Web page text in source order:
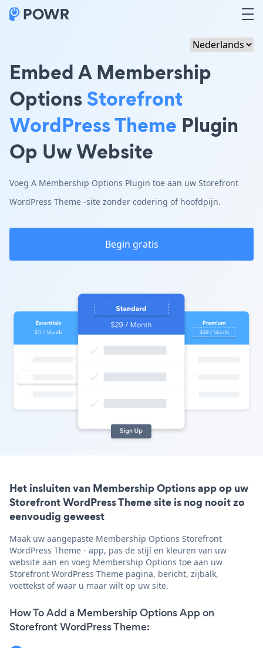
Embed A Membership
OptionsStorefront
WordPress Theme Plugin
Op Uw Website
Voeg A Membership Options Plugin toe aan uw Storefront
WordPress Theme -site zonder codering of hoofdpijn.
Begin gratis
Het insluiten van Membership Options app op uw
Storefront WordPress Theme site is nog nooit zo
eenvoudig geweest
Maak uw aangepaste Membership Options Storefront
WordPress Theme - app, pas de stijl en kleuren van uw
website aan en voeg Membership Options toe aan uw
Storefront WordPress Theme pagina, bericht, zijbalk,
voettekst of waar u maar wilt op uw site.
How To Add a Membership Options App on
Storefront WordPress Theme: